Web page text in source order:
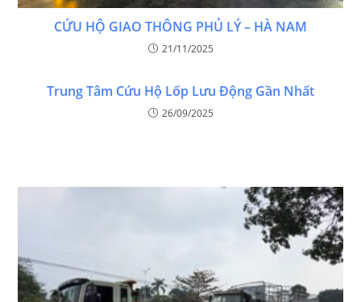
CỨU HỘ GIAO THÔNG PHỦ LÝ – HÀ NAM
21/11/2025
Trung Tâm Cứu Hộ Lốp Lưu Động Gần Nhất
26/09/2025